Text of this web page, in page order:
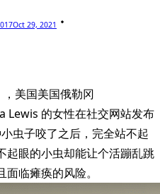
Oct 29, 2021
美国美国俄勒冈
Lewis 的女性在社交网站发布
虫子咬了之后，完全站不起
起眼的小虫却能让个活蹦乱跳
临瘫痪的风险。